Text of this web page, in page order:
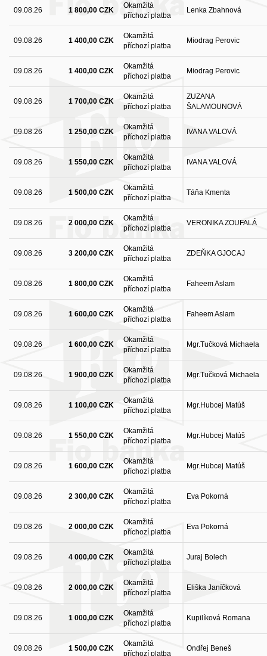
09.08.26 1 800,00 CZK
Okamžitá
příchozí platba
Lenka Zbahnová
09.08.26 1 400,00 CZK
Okamžitá
příchozí platba
Miodrag Perovic
09.08.26 1 400,00 CZK
Okamžitá
příchozí platba
Miodrag Perovic
09.08.26 1 700,00 CZK
Okamžitá
příchozí platba
ZUZANA
ŠALAMOUNOVÁ
09.08.26 1 250,00 CZK
Okamžitá
příchozí platba
IVANA VALOVÁ
09.08.26 1 550,00 CZK
Okamžitá
příchozí platba
IVANA VALOVÁ
09.08.26 1 500,00 CZK
Okamžitá
příchozí platba
Táňa Kmenta
09.08.26 2 000,00 CZK
Okamžitá
příchozí platba
VERONIKA ZOUFALÁ
09.08.26 3 200,00 CZK
Okamžitá
příchozí platba
ZDEŇKA GJOCAJ
09.08.26 1 800,00 CZK
Okamžitá
příchozí platba
Faheem Aslam
09.08.26 1 600,00 CZK
Okamžitá
příchozí platba
Faheem Aslam
09.08.26 1 600,00 CZK
Okamžitá
příchozí platba
Mgr.Tučková Michaela
09.08.26 1 900,00 CZK
Okamžitá
příchozí platba
Mgr.Tučková Michaela
09.08.26 1 100,00 CZK
Okamžitá
příchozí platba
Mgr.Hubcej Matúš
09.08.26 1 550,00 CZK
Okamžitá
příchozí platba
Mgr.Hubcej Matúš
09.08.26 1 600,00 CZK
Okamžitá
příchozí platba
Mgr.Hubcej Matúš
09.08.26 2 300,00 CZK
Okamžitá
příchozí platba
Eva Pokorná
09.08.26 2 000,00 CZK
Okamžitá
příchozí platba
Eva Pokorná
09.08.26 4 000,00 CZK
Okamžitá
příchozí platba
Juraj Bolech
09.08.26 2 000,00 CZK
Okamžitá
příchozí platba
Eliška Janíčková
09.08.26 1 000,00 CZK
Okamžitá
příchozí platba
Kupilíková Romana
09.08.26 1 500,00 CZK
Okamžitá
příchozí platba
Ondřej Beneš